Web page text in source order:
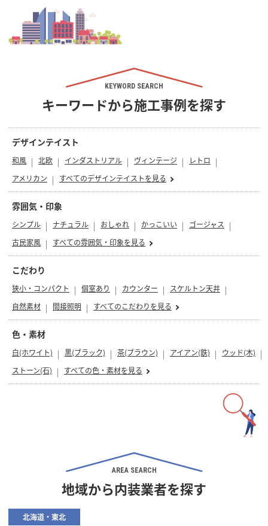
KEYWORD SEARCH
キーワードから施工事例を探す
デザインテイスト
和風 北欧 インダストリアル ヴィンテージ
レトロ
アメリカン
すべてのデザインテイストを見る
雰囲気・印象
シンプル ナチュラル おしゃれ かっこいい
ゴージャス
古民家風
すべての雰囲気・印象を見る
こだわり
狭小・コンパクト 個室あり カウンター
スケルトン天井
自然素材
間接照明 すべてのこだわりを見る
色・素材
白(ホワイト) 黒(ブラック) 茶(ブラウン) アイアン(鉄)
ウッド(木)
ストーン(石)
すべての色・素材を見る
AREA SEARCH
地域から内装業者を探す
北海道・東北